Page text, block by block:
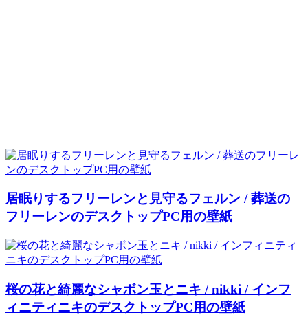
居眠りするフリーレンと見守るフェルン / 葬送の
フリーレンのデスクトップPC用の壁紙
桜の花と綺麗なシャボン玉とニキ / nikki / インフ
ィニティニキのデスクトップPC用の壁紙